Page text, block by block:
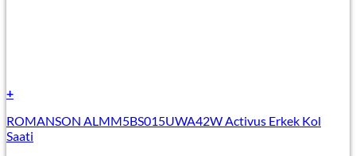
+
ROMANSON ALMM5BS015UWA42W Activus Erkek Kol
Saati